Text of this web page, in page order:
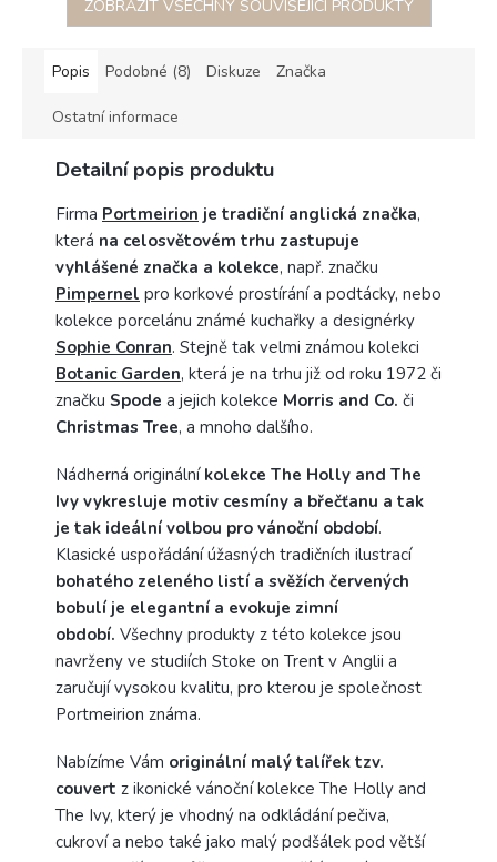
ZOBRAZIT VŠECHNY SOUVISEJÍCÍ PRODUKTY
Popis Podobné (8) Diskuze Značka
Ostatní informace
Detailní popis produktu
Firma Portmeirion je tradiční anglická značka,
která na celosvětovém trhu zastupuje
vyhlášené značka a kolekce, např. značku
Pimpernel pro korkové prostírání a podtácky, nebo
kolekce porcelánu známé kuchařky a designérky
Sophie Conran. Stejně tak velmi známou kolekci
Botanic Garden, která je na trhu již od roku 1972 či
značku Spode a jejich kolekce Morris and Co. či
Christmas Tree, a mnoho dalšího.
Nádherná originální kolekce The Holly and The
Ivy vykresluje motiv cesmíny a břečťanu a tak
je tak ideální volbou pro vánoční období.
Klasické uspořádání úžasných tradičních ilustrací
bohatého zeleného listí a svěžích červených
bobulí je elegantní a evokuje zimní
období. Všechny produkty z této kolekce jsou
navrženy ve studiích Stoke on Trent v Anglii a
zaručují vysokou kvalitu, pro kterou je společnost
Portmeirion známa.
Nabízíme Vám originální malý talířek tzv.
couvert z ikonické vánoční kolekce The Holly and
The Ivy, který je vhodný na odkládání pečiva,
cukroví a nebo také jako malý podšálek pod větší